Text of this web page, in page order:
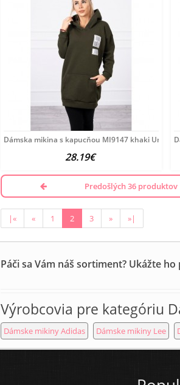
Dámska mikina s kapucňou MI9147 khaki
28.19€
Predošlých 36 produktov
|« « 1 2 3 » »|
Páči sa Vám náš sortiment? Ukážte
Výrobcovia pre kategóriu
Dámske mikiny Adidas Dámske mikiny Lee